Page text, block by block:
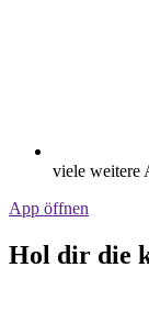
viele weitere
App öffnen
Hol dir die